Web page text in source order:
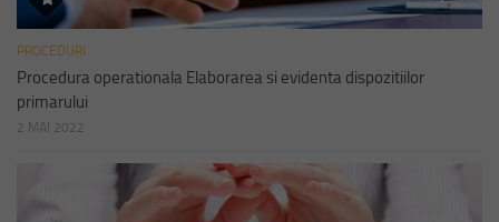
PROCEDURI
Procedura operationala Elaborarea si evidenta dispozitiilor
primarului
2 MAI 2022